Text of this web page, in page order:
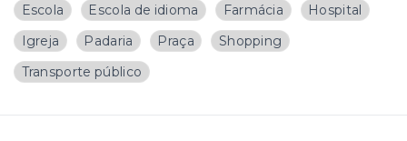
Escola Escola de idioma Farmácia
Hospital
Igreja
Padaria Praça
Shopping
Transporte público